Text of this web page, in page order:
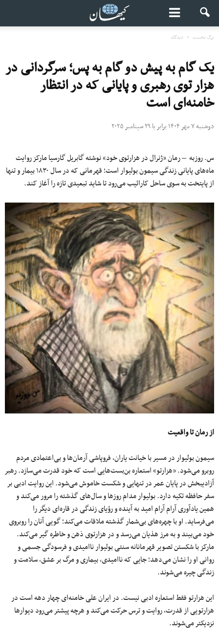
برگ نخست دیدگاه
یک گام به پیش دو گام به پس؛ سرگردانی در
هزار توی رهبری و پایانی که در انتظار
خامنه‌ای است
دوشنبه ۷ مهر ۱۴۰۴ برابر با ۲۹ سپتامبر ۲۰۲۵
س. روزبه – رمان «ژنرال در هزارتوی خود» نوشته گابریل گارسیا مارکز روایت
ماه‌های پایانی زندگی سیمون بولیوار است؛ قهرمانی که در سال ۱۸۳۰ بیمار و تنها
از پایتخت به سوی ساحل کارائیب می‌رود تا شاید تبعیدی تازه را آغاز کند.
از رمان تا واقعیت
سیمون بولیوار در مسیر با خیانت یاران، فروپاشی آرمان‌ها و بی‌اعتمادی مردم
روبرو می‌شود. «هزارتو» استعاره بن‌بست‌هایی است که خود قدرت می‌سازد. رهبر
آزادیبخش در پایان عمر در تنهایی و شکست خاموش می‌شود. این روایت ادبی بر
سفر حافظه تکیه دارد. بولیوار مدام روزها و سال‌های گذشته را مرور می‌کند و
همین یادآوری آرام آرام امید به آینده و رؤیای زندگی در قاره‌ای دیگر را
می‌فرساید. او با چهره‌های بی‌شمار گذشته ملاقات می‌کند؛ گویی آنان را روبروی
خود می‌بیند و به مرز هذیان می‌رسد و در هزارتوی ذهن و خاطره گیر می‌کند.
مارکز با شکستن تصویر قهرمانانه سنتی بولیوار ناامیدی و فرسودگی جسمی‌ و
روانی او را نشان می‌دهد؛ جایی که ناامیدی، بیماری و مرگ بر عشق، سلامت و
زندگی چیره می‌شوند.
این هزارتو فقط استعاره ادبی نیست. در ایران علی خامنه‌ای چهار دهه است در
هزارتویی از قدرت، روایت و ترس حرکت می‌کند و هرچه پیشتر می‌رود دیوارها
نزدیکتر می‌شوند.